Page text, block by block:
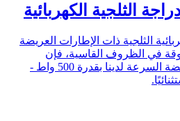
الثلجية الكهربائية
الثلجية ذات الإطارات العريضة
في الظروف القاسية، فإن
محركات المحور منخفضة السرعة لدينا بقدرة 500 واط -